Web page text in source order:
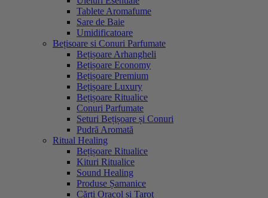
Tablete Aromafume
Sare de Baie
Umidificatoare
Bețisoare si Conuri Parfumate
Bețișoare Arhangheli
Bețișoare Economy
Bețișoare Premium
Bețișoare Luxury
Bețișoare Ritualice
Conuri Parfumate
Seturi Bețișoare și Conuri
Pudră Aromată
Ritual Healing
Bețișoare Ritualice
Kituri Ritualice
Sound Healing
Produse Șamanice
Cărți Oracol și Tarot